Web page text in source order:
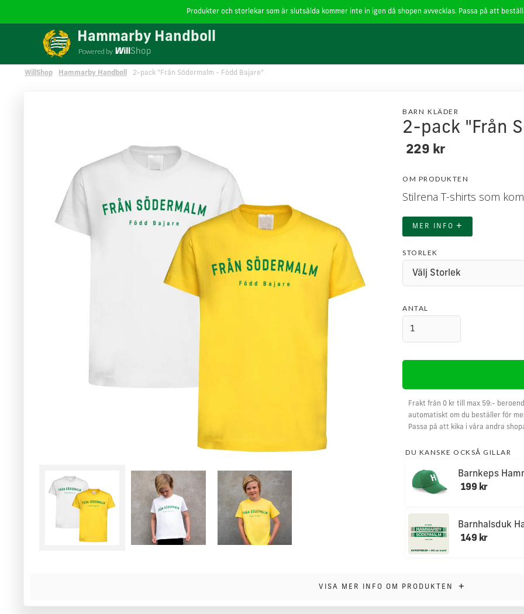
Produkter och storlekar som är slutsålda kommer inte in igen då shopen avvecklas. Passa på att
Hammarby Handboll
Powered by
WillShop Hammarby Handboll 2-pack "Från Södermalm - Född Bajare"
BARN KLÄDER
2-pack "Från
229 kr
OM PRODUKTEN
Stilrena T-shirts som
MER INFO +
STORLEK
ANTAL
Frakt från 0 kr till max 59:-
automatiskt om du beställer för
Passa på att kika i våra andra
DU KANSKE OCKSÅ GILLAR
Barnkeps
199 kr
Barnhalsduk
149 kr
VISA MER INFO OM PRODUKTEN +